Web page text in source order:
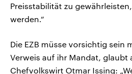
Preisstabilität zu
werden.“
Die EZB müsse vorsichtig sein
Verweis auf ihr Mandat, glaubt
Chefvolkswirt Otmar Issing: